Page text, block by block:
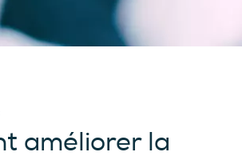
améliorer la